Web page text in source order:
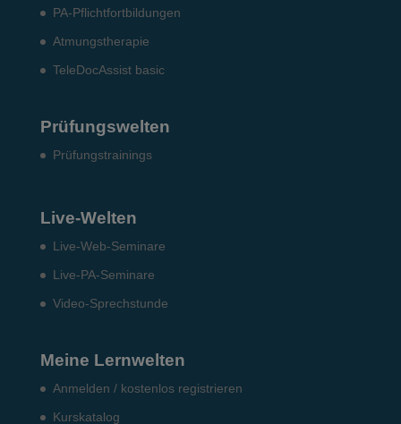
PA-Pflichtfortbildungen
Atmungstherapie
TeleDocAssist basic
Prüfungswelten
Prü­fungs­trai­nings
Live-Welten
Live-Web-Seminare
Live-PA-Seminare
Video-Sprechstunde
Meine Lernwelten
Anmelden / kostenlos registrieren
Kurskatalog